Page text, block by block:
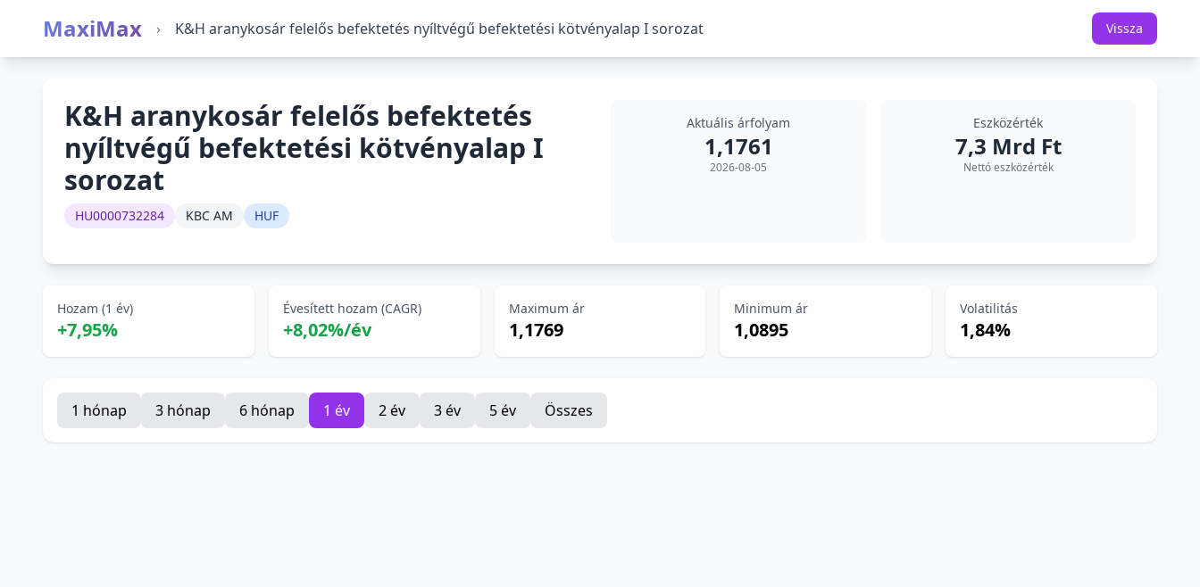
MaxiMax › K&H aranykosár felelős befektetés nyíltvégű befektetési kötvényalap I sorozat Vissza
K&H aranykosár felelős befektetés
nyíltvégű befektetési kötvényalap I
sorozat
HU0000732284 KBC AM HUF
Aktuális árfolyam
1,1761
2026-08-05
Eszközérték
7,3 Mrd Ft
Nettó eszközérték
Hozam (1 év)
+7,95%
Évesített hozam (CAGR)
+8,02%/év
Maximum ár
1,1769
Minimum ár
1,0895
Volatilitás
1,84%
1 hónap 3 hónap 6 hónap 1 év 2 év 3 év 5 év Összes